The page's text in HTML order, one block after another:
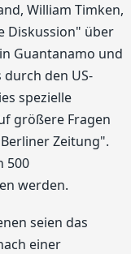
William Timken,
Diskussion" über
Guantanamo und
den US-
spezielle
größere Fragen
Zeitung".
500
werden.
seien das
einer